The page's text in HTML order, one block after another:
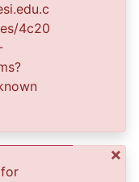
Borrero
4c20
×